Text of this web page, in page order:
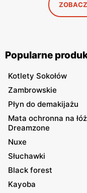
Popularne
Kotlety Sokołów
Zambrowskie
Płyn do demakijażu
Mata ochronna na
Dreamzone
Nuxe
Słuchawki
Black forest
Kayoba